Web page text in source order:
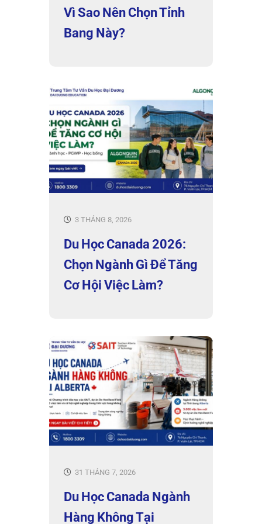
Vì Sao Nên Chọn Tỉnh
Bang Này?
3 THÁNG 8, 2026
Du Học Canada 2026:
Chọn Ngành Gì Để Tăng
Cơ Hội Việc Làm?
31 THÁNG 7, 2026
Du Học Canada Ngành
Hàng Không Tại